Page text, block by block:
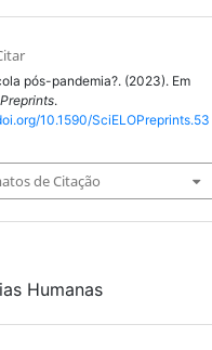
pós-pandemia?. (2023). Em
.
10.1590/SciELOPreprints.53
de Citação
Humanas